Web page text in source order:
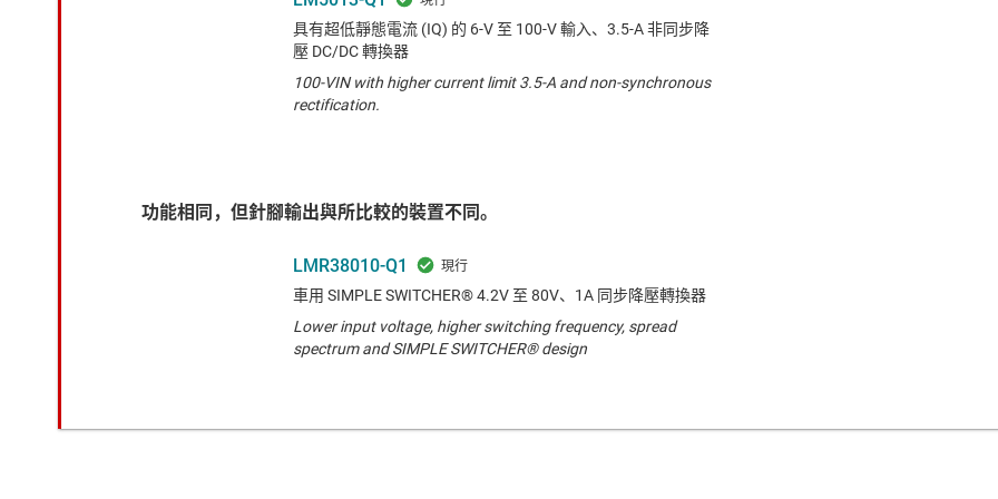
具有超低靜態電流 (IQ) 的 6-V 至 100-V 輸入、3.5-A 非同步降
壓 DC/DC 轉換器
100-VIN with higher current limit 3.5-A and non-synchronous
rectification.
功能相同，但針腳輸出與所比較的裝置不同。
LMR38010-Q1
車用 SIMPLE SWITCHER® 4.2V 至 80V、1A 同步降壓轉換器
Lower input voltage, higher switching frequency, spread
spectrum and SIMPLE SWITCHER® design